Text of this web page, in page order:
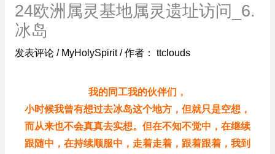
24欧洲属灵基地属灵遗址访问_6.
冰岛
发表评论 / MyHolySpirit/ 作者： ttclouds
我的同工我的伙伴们，
小时候我曾有想过去冰岛这个地方，但就只是空想，
而从来也不会真真去实想。但在不知不觉中，在继续
跟随中，在持续顺服中，走着走着，跟着跟着，我到